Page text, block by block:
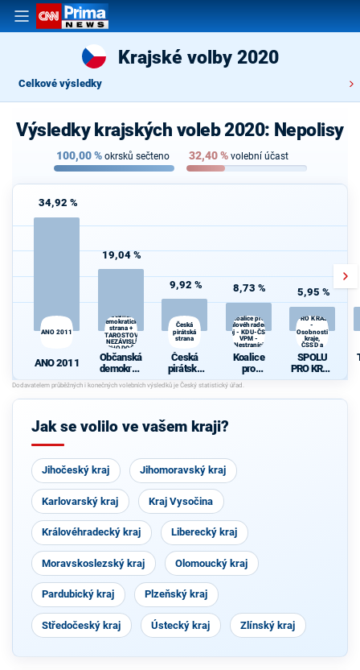
Krajské volby 2020
Celkové výsledky
Výsledky krajských voleb 2020: Nepolisy
100,00% okrsků sečteno 32,40% volební účast
34,92 %
ANO 2011
ANO 2011
19,04 %
Občanská
demokratická
strana +
STAROSTOVÉ
A NEZÁVISLÍ a
VÝCHODOČEŠI
Občanská
demokrati
cká strana
+
STAROST
NEZÁVISL
ČEŠI
9,92 %
Česká
pirátská
strana
Česká
pirátská
strana
8,73 %
Koalice pro
Královéhradecký
kraj - KDU-ČSL -
VPM -
Nestraníci
Koalice
pro
Královéhra
decký kraj
- KDU-
5,95 %
PRO KRAJ
-
Osobnosti
kraje,
ČSSD a
SPOLU
PRO KRAJ
-
kraje,
Jak se volilo ve vašem kraji?
Jihočeský kraj Jihomoravský kraj
Karlovarský kraj Kraj Vysočina
Královéhradecký kraj Liberecký kraj
Moravskoslezský kraj Olomoucký kraj
Pardubický kraj Plzeňský kraj
Středočeský kraj Ústecký kraj Zlínský kraj